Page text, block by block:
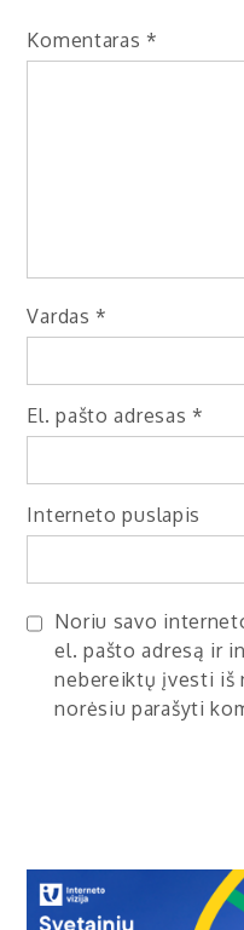
Komentaras *
Vardas *
El. pašto adresas *
Interneto puslapis
Noriu savo
el. pašto adresą ir
nebereiktų įvesti iš
norėsiu parašyti